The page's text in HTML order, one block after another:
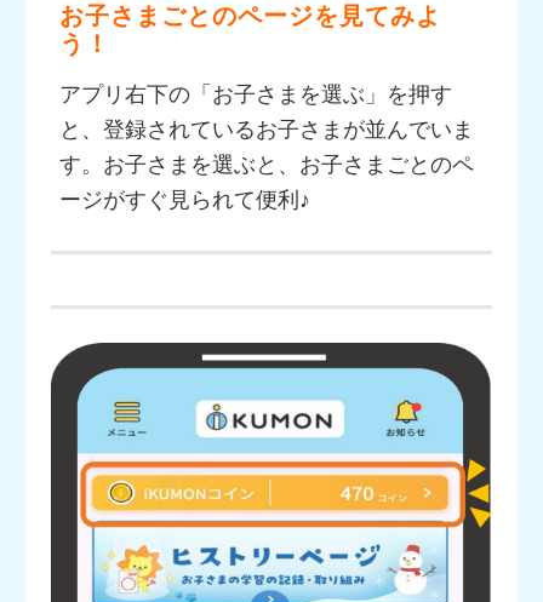
お子さまごとのページを見てみよ
う！
アプリ右下の「お子さまを選ぶ」を押す
と、登録されているお子さまが並んでいま
す。お子さまを選ぶと、お子さまごとのペ
ージがすぐ見られて便利♪